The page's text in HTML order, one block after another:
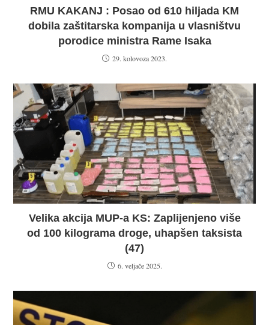
RMU KAKANJ : Posao od 610 hiljada KM
dobila zaštitarska kompanija u vlasništvu
porodice ministra Rame Isaka
29. kolovoza 2023.
Velika akcija MUP-a KS: Zaplijenjeno više
od 100 kilograma droge, uhapšen taksista
(47)
6. veljače 2025.